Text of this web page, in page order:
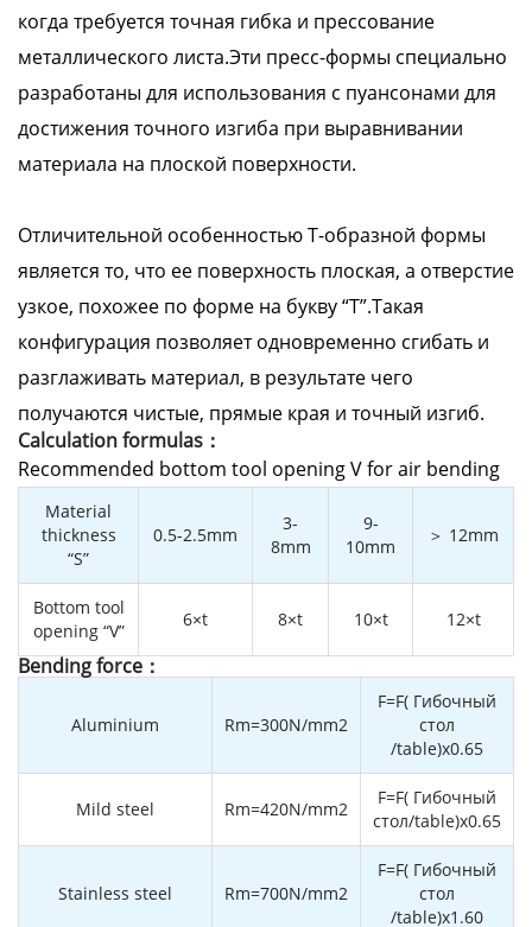
когда требуется точная гибка и прессование
металлического листа.Эти пресс-формы специально
разработаны для использования с пуансонами для
достижения точного изгиба при выравнивании
материала на плоской поверхности.
Отличительной особенностью Т-образной формы
является то, что ее поверхность плоская, а отверстие
узкое, похожее по форме на букву “Т”.Такая
конфигурация позволяет одновременно сгибать и
разглаживать материал, в результате чего
получаются чистые, прямые края и точный изгиб.
Calculation formulas：
Recommended bottom tool opening V for air bending
Material
thickness
“S”
0.5-2.5mm
3-
8mm
9-
10mm
＞ 12mm
Bottom tool
opening “V”
6×t 8×t 10×t 12×t
Bending force：
Aluminium Rm=300N/mm2
F=F( Гибочный
стол
/table)x0.65
Mild steel Rm=420N/mm2
F=F( Гибочный
стол/table)x0.65
Stainless steel Rm=700N/mm2
F=F( Гибочный
стол
/table)x1.60